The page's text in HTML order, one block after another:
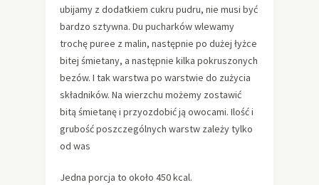
ubijamy z dodatkiem cukru pudru, nie musi być
bardzo sztywna. Du pucharków wlewamy
trochę puree z malin, następnie po dużej łyżce
bitej śmietany, a następnie kilka pokruszonych
bezów. I tak warstwa po warstwie do zużycia
składników. Na wierzchu możemy zostawić
bitą śmietanę i przyozdobić ją owocami. Ilość i
grubość poszczególnych warstw zależy tylko
od was
Jedna porcja to około 450 kcal.